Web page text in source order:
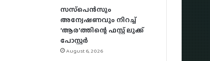
സസ്‌പെന്‍സും
അന്വേഷണവും നിറച്ച്
‘ആര’ത്തിന്റെ ഫസ്റ്റ് ലുക്ക്
പോസ്റ്റര്‍
August 6, 2026